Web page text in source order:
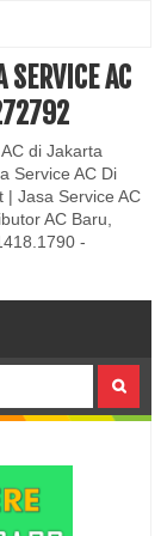
AC
di Jakarta
Service AC Di
| Jasa Service AC
AC Baru,
-